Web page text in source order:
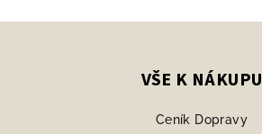
VŠE K NÁKUPU
Ceník Dopravy